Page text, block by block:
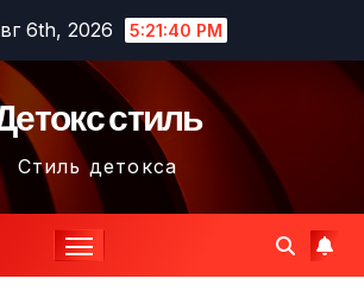
6th, 2026 5:21:41 PM
стиль
Стиль детокса